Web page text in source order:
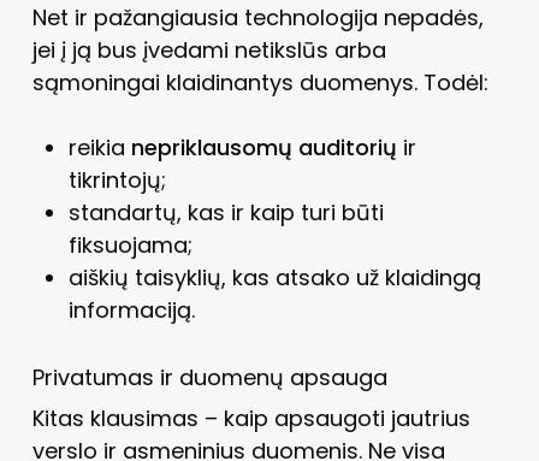
Net ir pažangiausia technologija nepadės,
jei į ją bus įvedami netikslūs arba
sąmoningai klaidinantys duomenys. Todėl:
reikia nepriklausomų auditorių ir
tikrintojų;
standartų, kas ir kaip turi būti
fiksuojama;
aiškių taisyklių, kas atsako už klaidingą
informaciją.
Privatumas ir duomenų apsauga
Kitas klausimas – kaip apsaugoti jautrius
verslo ir asmeninius duomenis. Ne visa